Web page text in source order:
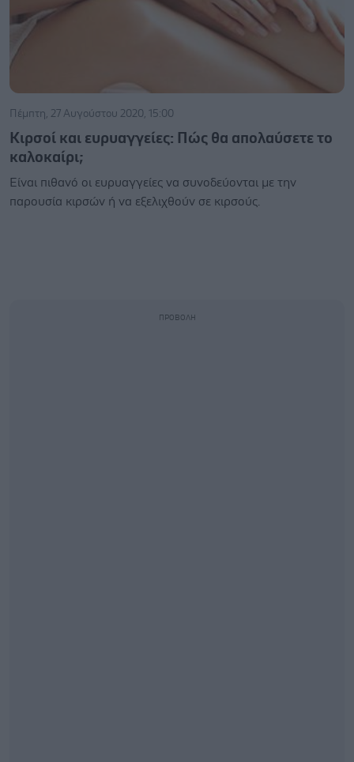
Πέμπτη, 27 Αυγούστου 2020, 15:00
Κιρσοί και ευρυαγγείες: Πώς θα απολαύσετε το
καλοκαίρι;
Είναι πιθανό οι ευρυαγγείες να συνοδεύονται με την
παρουσία κιρσών ή να εξελιχθούν σε κιρσούς.